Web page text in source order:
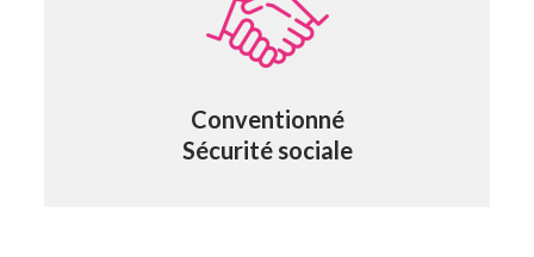
Conventionné
Sécurité sociale